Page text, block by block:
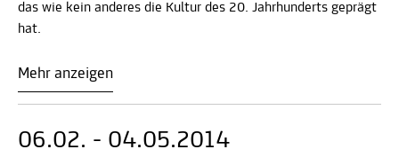
das wie kein anderes die Kultur des 20. Jahrhunderts geprägt
hat.
Mehr anzeigen
06.02. - 04.05.2014